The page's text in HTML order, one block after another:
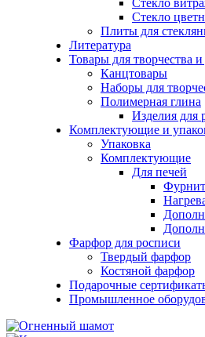
Стекло
Стекло
Плиты для
Литература
Товары для творчества и
Канцтовары
Наборы для
Полимерная глина
Изделия для
Комплектующие и
Упаковка
Комплектующие
Для печей
Фарфор для росписи
Твердый фарфор
Костяной фарфор
Подарочные
Промышленное